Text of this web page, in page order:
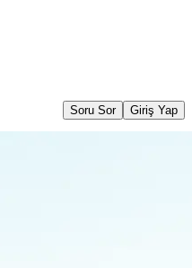
Soru Sor Giriş Yap